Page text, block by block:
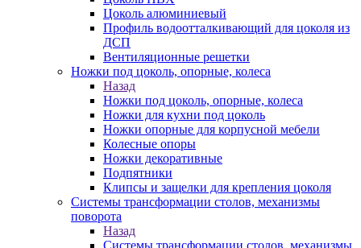
Цоколь алюминиевый
Профиль водоотталкивающий для цоколя из
ДСП
Вентиляционные решетки
Ножки под цоколь, опорные, колеса
Назад
Ножки под цоколь, опорные, колеса
Ножки для кухни под цоколь
Ножки опорные для корпусной мебели
Колесные опоры
Ножки декоративные
Подпятники
Клипсы и защелки для крепления цоколя
Системы трансформации столов, механизмы
поворота
Назад
Системы трансформации столов, механизмы